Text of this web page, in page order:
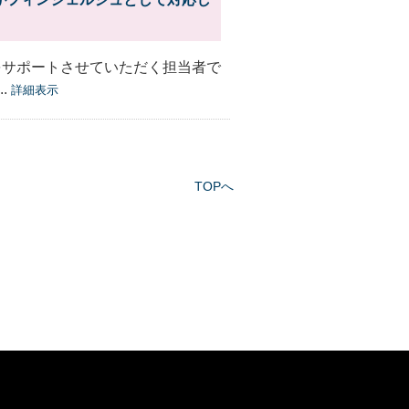
ポートさせていただく担当者で
詳細表示
TOPへ